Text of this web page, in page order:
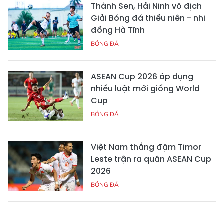
Thành Sen, Hải Ninh vô địch
Giải Bóng đá thiếu niên - nhi
đồng Hà Tĩnh
BÓNG ĐÁ
ASEAN Cup 2026 áp dụng
nhiều luật mới giống World
Cup
BÓNG ĐÁ
Việt Nam thắng đậm Timor
Leste trận ra quân ASEAN Cup
2026
BÓNG ĐÁ